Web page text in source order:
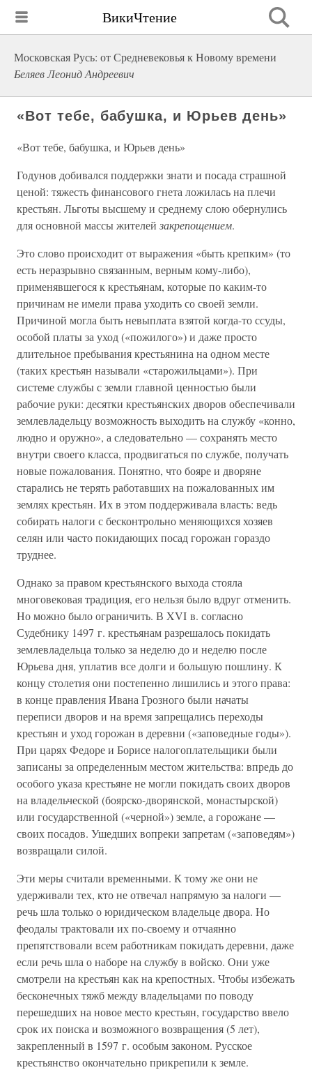
ВикиЧтение
Московская Русь: от Средневековья к Новому времени
Беляев Леонид Андреевич
«Вот тебе, бабушка, и Юрьев день»
«Вот тебе, бабушка, и Юрьев день»
Годунов добивался поддержки знати и посада страшной
ценой: тяжесть финансового гнета ложилась на плечи
крестьян. Льготы высшему и среднему слою обернулись
для основной массы жителей закрепощением.
Это слово происходит от выражения «быть крепким» (то
есть неразрывно связанным, верным кому-либо),
применявшегося к крестьянам, которые по каким-то
причинам не имели права уходить со своей земли.
Причиной могла быть невыплата взятой когда-то ссуды,
особой платы за уход («пожилого») и даже просто
длительное пребывания крестьянина на одном месте
(таких крестьян называли «старожильцами»). При
системе службы с земли главной ценностью были
рабочие руки: десятки крестьянских дворов обеспечивали
землевладельцу возможность выходить на службу «конно,
людно и оружно», а следовательно — сохранять место
внутри своего класса, продвигаться по службе, получать
новые пожалования. Понятно, что бояре и дворяне
старались не терять работавших на пожалованных им
землях крестьян. Их в этом поддерживала власть: ведь
собирать налоги с бесконтрольно меняющихся хозяев
селян или часто покидающих посад горожан гораздо
труднее.
Однако за правом крестьянского выхода стояла
многовековая традиция, его нельзя было вдруг отменить.
Но можно было ограничить. В XVI в. согласно
Судебнику 1497 г. крестьянам разрешалось покидать
землевладельца только за неделю до и неделю после
Юрьева дня, уплатив все долги и большую пошлину. К
концу столетия они постепенно лишились и этого права:
в конце правления Ивана Грозного были начаты
переписи дворов и на время запрещались переходы
крестьян и уход горожан в деревни («заповедные годы»).
При царях Федоре и Борисе налогоплательщики были
записаны за определенным местом жительства: впредь до
особого указа крестьяне не могли покидать своих дворов
на владельческой (боярско-дворянской, монастырской)
или государственной («черной») земле, а горожане —
своих посадов. Ушедших вопреки запретам («заповедям»)
возвращали силой.
Эти меры считали временными. К тому же они не
удерживали тех, кто не отвечал напрямую за налоги —
речь шла только о юридическом владельце двора. Но
феодалы трактовали их по-своему и отчаянно
препятствовали всем работникам покидать деревни, даже
если речь шла о наборе на службу в войско. Они уже
смотрели на крестьян как на крепостных. Чтобы избежать
бесконечных тяжб между владельцами по поводу
перешедших на новое место крестьян, государство ввело
срок их поиска и возможного возвращения (5 лет),
закрепленный в 1597 г. особым законом. Русское
крестьянство окончательно прикрепили к земле.